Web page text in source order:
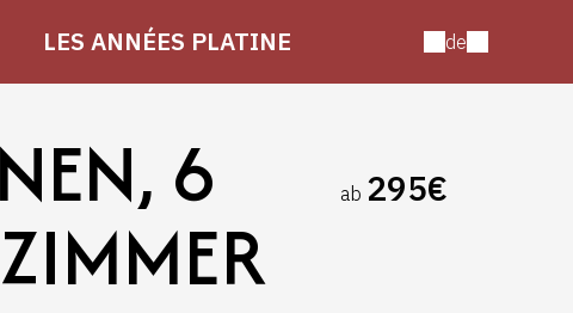
LES ANNÉES PLATINE de
6 ab 295€